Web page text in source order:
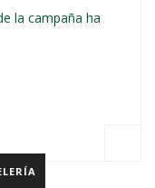
la campaña ha